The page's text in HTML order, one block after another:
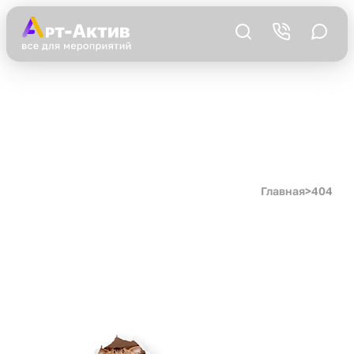
Главная>404